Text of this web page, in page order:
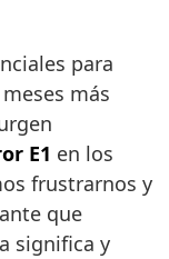
para
más
E1 en los
frustrarnos y
que
significa y